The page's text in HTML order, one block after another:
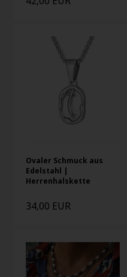
Ovaler Schmuck aus
Edelstahl |
Herrenhalskette
34,00 EUR